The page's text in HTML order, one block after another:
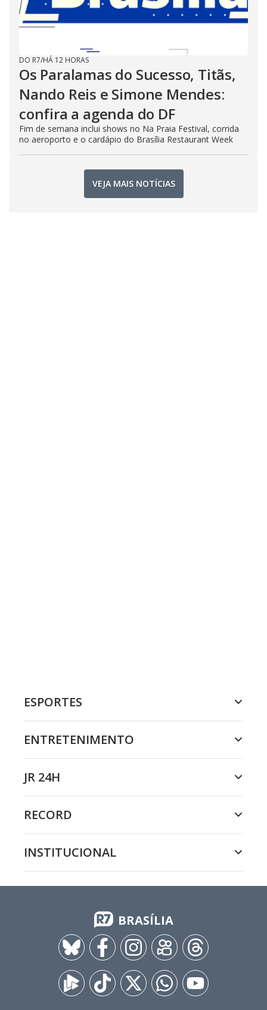
DO R7/HÁ 12 HORAS
Os Paralamas do Sucesso, Titãs,
Nando Reis e Simone Mendes:
confira a agenda do DF
Fim de semana inclui shows no Na Praia Festival, corrida
no aeroporto e o cardápio do Brasília Restaurant Week
VEJA MAIS NOTÍCIAS
ESPORTES
ENTRETENIMENTO
JR 24H
RECORD
INSTITUCIONAL
BRASÍLIA